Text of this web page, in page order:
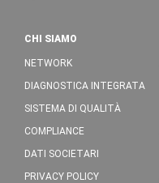
CHI SIAMO
NETWORK
DIAGNOSTICA INTEGRATA
SISTEMA DI QUALITÀ
COMPLIANCE
DATI SOCIETARI
PRIVACY POLICY